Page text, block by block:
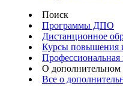
Поиск
Программы ДПО
Дистанционное
Курсы повышения
Профессиональная
О дополнительном
Все о